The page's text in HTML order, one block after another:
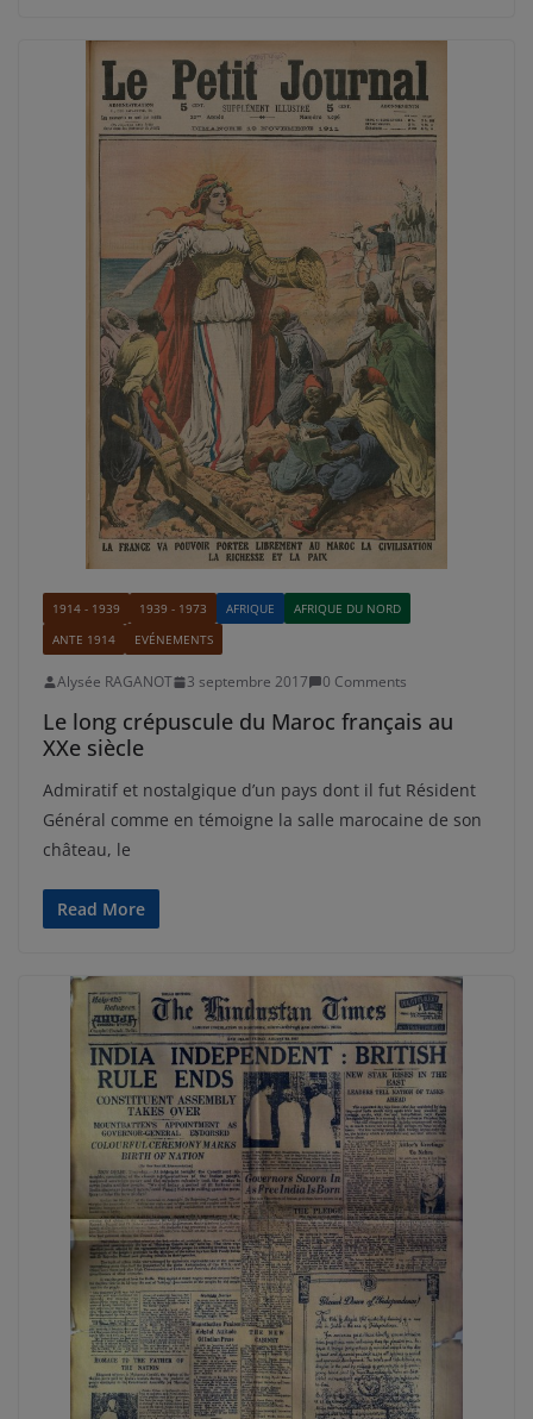
1914 - 1939 1939 - 1973 AFRIQUE
AFRIQUE DU NORD
ANTE 1914
EVÉNEMENTS
Alysée RAGANOT 3 septembre 2017 0 Comments
Le long crépuscule du Maroc français au
XXe siècle
Admiratif et nostalgique d’un pays dont il fut Résident
Général comme en témoigne la salle marocaine de son
château, le
Read More